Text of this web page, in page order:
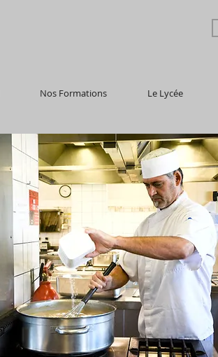
Nos Formations Le Lycée